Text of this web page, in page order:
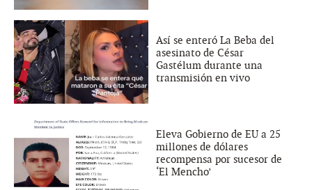
Así se enteró La Beba del
asesinato de César
Gastélum durante una
transmisión en vivo
Eleva Gobierno de EU a 25
millones de dólares
recompensa por sucesor de
‘El Mencho’